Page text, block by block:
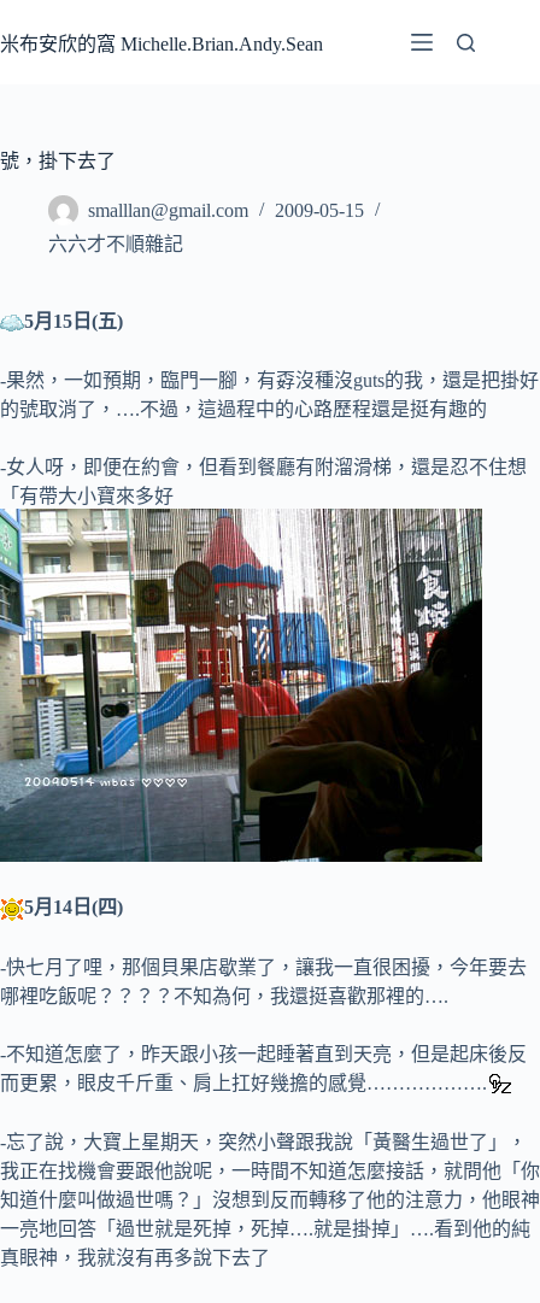
至
容
米布安欣的窩 Michelle.Brian.Andy.Sean
號，掛下去了
smalllan@gmail.com
2009-05-15
六六才不順雜記
5月15日(五)
-果然，一如預期，臨門一腳，有孬沒種沒guts的我，還是把掛好
的號取消了，….不過，這過程中的心路歷程還是挺有趣的
-女人呀，即便在約會，但看到餐廳有附溜滑梯，還是忍不住想
「有帶大小寶來多好
5月14日(四)
-快七月了哩，那個貝果店歇業了，讓我一直很困擾，今年要去
哪裡吃飯呢？？？？不知為何，我還挺喜歡那裡的….
-不知道怎麼了，昨天跟小孩一起睡著直到天亮，但是起床後反
而更累，眼皮千斤重、肩上扛好幾擔的感覺……………….
-忘了說，大寶上星期天，突然小聲跟我說「黃醫生過世了」，
我正在找機會要跟他說呢，一時間不知道怎麼接話，就問他「你
知道什麼叫做過世嗎？」沒想到反而轉移了他的注意力，他眼神
一亮地回答「過世就是死掉，死掉….就是掛掉」….看到他的純
真眼神，我就沒有再多說下去了